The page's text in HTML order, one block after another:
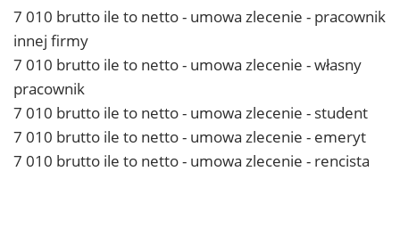
7 010 brutto ile to netto - umowa zlecenie - pracownik
innej firmy
7 010 brutto ile to netto - umowa zlecenie - własny
pracownik
7 010 brutto ile to netto - umowa zlecenie - student
7 010 brutto ile to netto - umowa zlecenie - emeryt
7 010 brutto ile to netto - umowa zlecenie - rencista